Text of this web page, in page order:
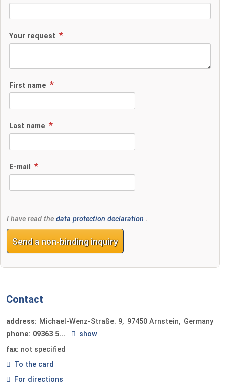
Your request
First name
Last name
E-mail
I have read the data protection declaration .
Send a non-binding inquiry
Contact
address: Michael-Wenz-Straße. 9 97450 Arnstein
Germany
phone: 09363 5...
show
fax: not specified
To the card
For directions